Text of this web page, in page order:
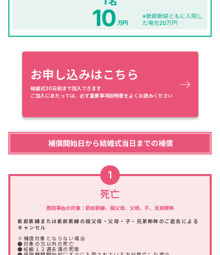
お申し込みはこちら
結婚式30日前まで加入できます
ご加入にあたっては、必ず重要事項説明書をよくお読みください
1
死亡
原因事由の対象：新郎新婦、祖父母、父母、子、兄弟姉妹
新郎新婦または新郎新婦の祖父母・父母・子・兄弟姉妹のご逝去による
キャンセル
※補償対象とならない場合
●対象の方以外の死亡
●妊娠１２週未満の死産